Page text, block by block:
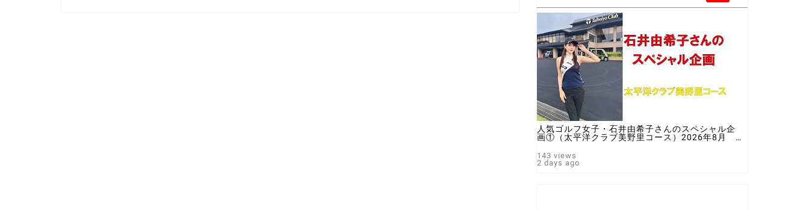
人気ゴルフ女子・石井由希子さんのスペシャル企
画①（太平洋クラブ美野里コース）2026年8月 ♯
画 ♯スマイルゴルフ
143 views
2 days ago